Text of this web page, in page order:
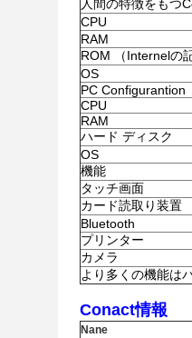
人間の特徴をもつ
CPU
RAM
ROM （Internelの
OS
PC Configurantion
CPU
RAM
ハード ディスク
OS
機能
タッチ画面
カード読取り装置
Bluetooth
プリンター
カメラ
より多くの機能は
Conact情報
Nane